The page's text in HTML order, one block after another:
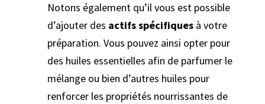
Notons également qu’il vous est possible
d’ajouter des actifs spécifiques à votre
préparation. Vous pouvez ainsi opter pour
des huiles essentielles afin de parfumer le
mélange ou bien d’autres huiles pour
renforcer les propriétés nourrissantes de